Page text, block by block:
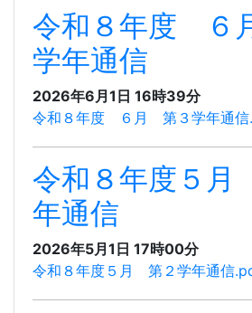
令和８年度 ６
学年通信
2026年6月1日 16時39分
令和８年度 ６月 第３学年通
令和８年度５
年通信
2026年5月1日 17時00分
令和８年度５月 第２学年通信